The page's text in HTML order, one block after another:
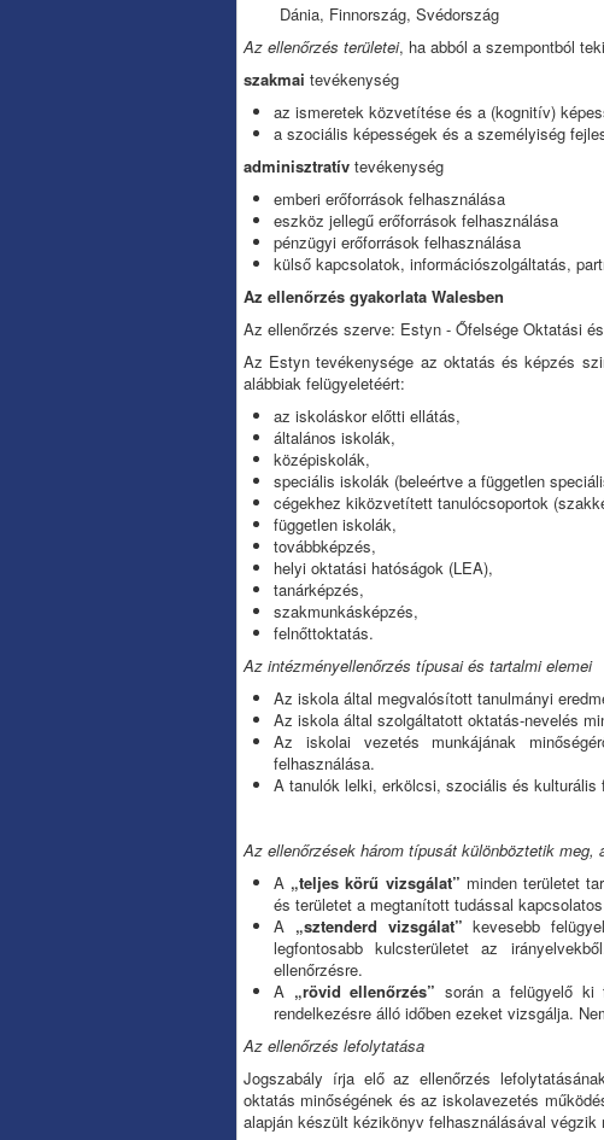
Dánia, Finnország, Svédország
Az ellenőrzés területei, ha abból a szempontból
szakmai tevékenység
az ismeretek közvetítése és a (kognitív)
a szociális képességek és a személyiség
adminisztratív tevékenység
emberi erőforrások felhasználása
eszköz jellegű erőforrások felhasználása
pénzügyi erőforrások felhasználása
külső kapcsolatok, információszolgáltatás,
Az ellenőrzés gyakorlata Walesben
Az ellenőrzés szerve: Estyn - Őfelsége Oktatási
Az Estyn tevékenysége az oktatás és képzés
alábbiak felügyeletéért:
az iskoláskor előtti ellátás,
általános iskolák,
középiskolák,
speciális iskolák (beleértve a független
cégekhez kiközvetített tanulócsoportok
független iskolák,
továbbképzés,
helyi oktatási hatóságok (LEA),
tanárképzés,
szakmunkásképzés,
felnőttoktatás.
Az intézményellenőrzés típusai és tartalmi elemei
Az iskola által megvalósított tanulmányi
Az iskola által szolgáltatott oktatás-nevelés
Az iskolai vezetés munkájának
felhasználása.
A tanulók lelki, erkölcsi, szociális és kulturális
Az ellenőrzések három típusát különböztetik meg,
A „teljes körű vizsgálat” minden területet
és területet a megtanított tudással
A „sztenderd vizsgálat” kevesebb
legfontosabb kulcsterületet az
ellenőrzésre.
A „rövid ellenőrzés” során a felügyelő ki
rendelkezésre álló időben ezeket vizsgálja.
Az ellenőrzés lefolytatása
Jogszabály írja elő az ellenőrzés
oktatás minőségének és az iskolavezetés
alapján készült kézikönyv felhasználásával végzik